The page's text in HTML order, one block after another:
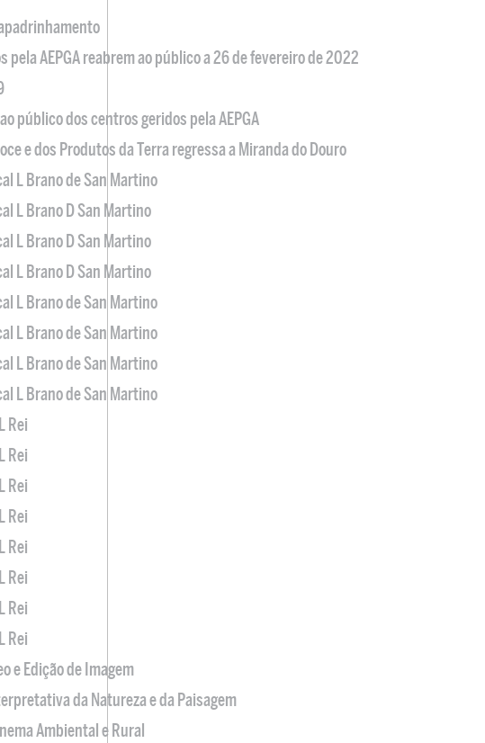
pela AEPGA reabrem ao público a 26 de fevereiro de 2022
público dos centros geridos pela AEPGA
e dos Produtos da Terra regressa a Miranda do Douro
L Brano de San Martino
L Brano D San Martino
L Brano D San Martino
L Brano D San Martino
L Brano de San Martino
L Brano de San Martino
L Brano de San Martino
L Brano de San Martino
Rei
Rei
Rei
Rei
Rei
Rei
Rei
Rei
e Edição de Imagem
da Natureza e da Paisagem
Ambiental e Rural